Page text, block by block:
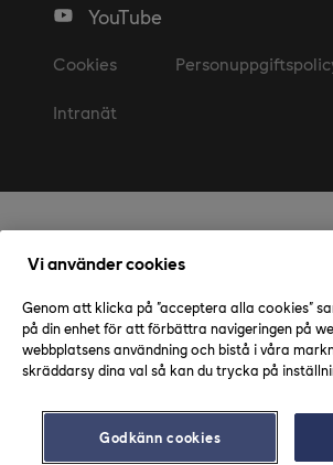
YouTube
Cookies
Intranät
Vi använder cookies
Genom att klicka på "acceptera alla cookies"
på din enhet för att förbättra navigeringen på
webbplatsens användning och bistå i våra
skräddarsy dina val så kan du trycka på
Godkänn cookies